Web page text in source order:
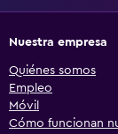
Nuestra empresa
Quiénes somos
Empleo
Móvil
Cómo funcionan